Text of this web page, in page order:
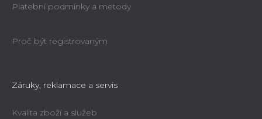
Platební podmínky a metody
Proč být registrovaným
Záruky, reklamace a servis
Kvalita zboží a služeb